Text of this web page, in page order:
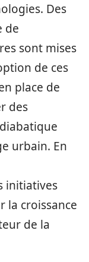
Des
de
sont mises
de ces
place de
des
urbain. En
initiatives
la croissance
de la